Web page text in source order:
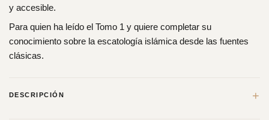
y accesible.
Para quien ha leído el Tomo 1 y quiere completar su
conocimiento sobre la escatología islámica desde las fuentes
clásicas.
DESCRIPCIÓN +